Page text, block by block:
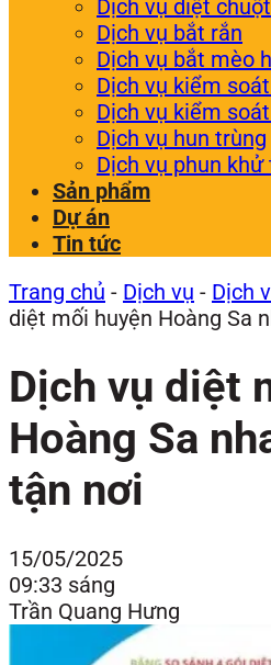
Dịch vụ diệt chuột
Dịch vụ bắt rắn
Dịch vụ bắt mèo
Dịch vụ kiểm
Dịch vụ kiểm
Dịch vụ hun trùng
Dịch vụ phun khử
Sản phẩm
Dự án
Tin tức
Trang chủ - Dịch vụ - Dịch
diệt mối huyện Hoàng Sa
Dịch vụ diệt
Hoàng Sa
tận nơi
15/05/2025
09:33 sáng
Trần Quang Hưng